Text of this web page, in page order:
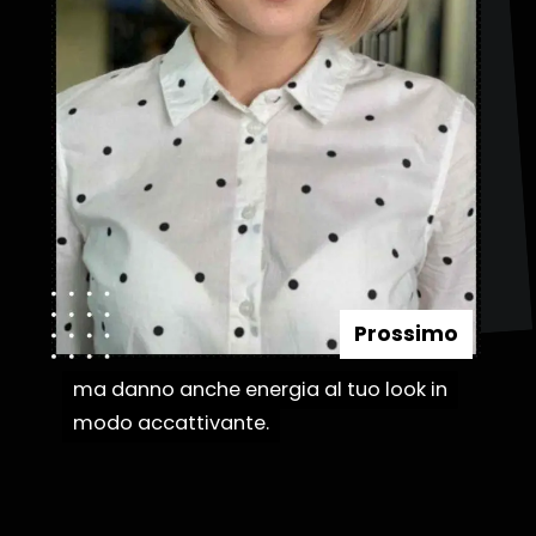
ma danno anche energia al tuo look in
modo accattivante.
ma danno anche energia al tuo look in
modo accattivante.
Prossimo